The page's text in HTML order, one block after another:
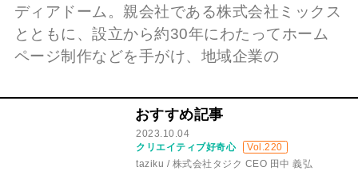
ディアドーム。親会社である株式会社ミックス
とともに、設立から約30年にわたってホーム
ページ制作などを手がけ、地域企業の
おすすめ記事
2023.10.04
クリエイティブ好奇心
Vol.220
taziku / 株式会社タジク CEO 田中 義弘